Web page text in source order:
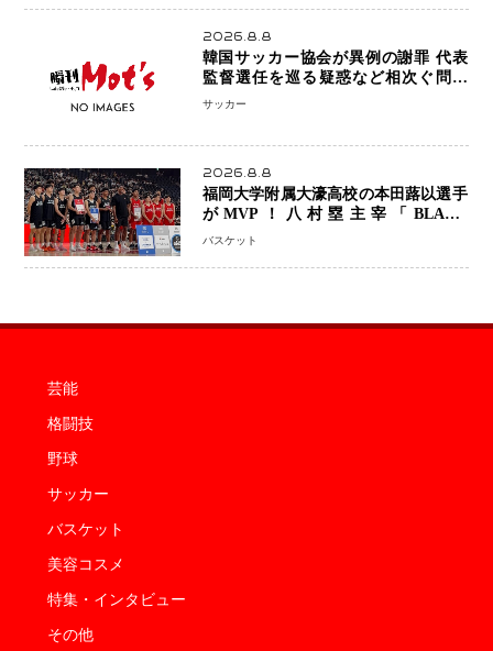
2026.8.8
韓国サッカー協会が異例の謝罪 代表
監督選任を巡る疑惑など相次ぐ問題
「組織の刷新」誓う
サッカー
2026.8.8
福岡大学附属大濠高校の本田蕗以選手
がMVP！八村塁主宰「BLACK
SAMURAI SUMMIT 2026」で存在
なった」
バスケット
芸能
格闘技
野球
サッカー
バスケット
美容コスメ
特集・インタビュー
その他